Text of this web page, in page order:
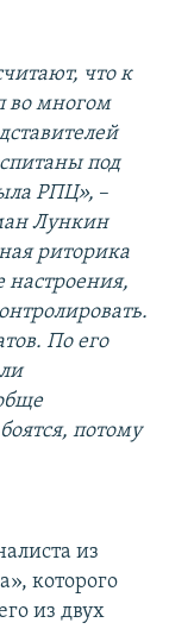
что к
во многом
под
РПЦ», –​
Лункин
риторика
настроения,
По его
потому
из
которого
из двух